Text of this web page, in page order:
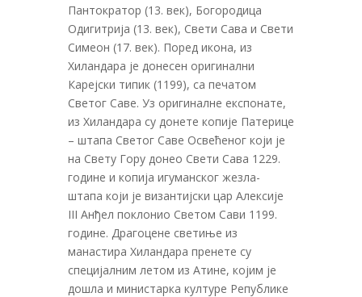
Пантократор (13. век), Богородица
Одигитрија (13. век), Свети Сава и Свети
Симеон (17. век). Поред икона, из
Хиландара је донесен оригинални
Карејски типик (1199), са печатом
Светог Саве. Уз оригиналне експонате,
из Хиландара су донете копије Патерице
– штапа Светог Саве Освећеног који је
на Свету Гору донео Свети Сава 1229.
године и копија игуманског жезла-
штапа који је византијски цар Алексије
III Анђел поклонио Светом Сави 1199.
године. Драгоцене светиње из
манастира Хиландара пренете су
специјалним летом из Атине, којим је
дошла и министарка културе Републике